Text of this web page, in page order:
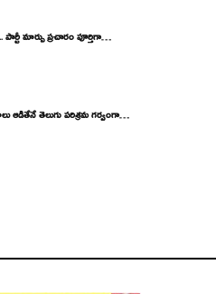
మార్పు ప్రచారం పూర్తిగా…
ఆడితేనే తెలుగు పరిశ్రమ గర్వంగా…